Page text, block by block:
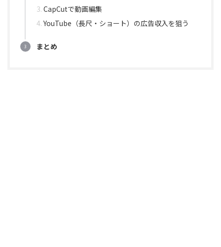
CapCutで動画編集
YouTube（長尺・ショート）の広告収入を狙う
まとめ